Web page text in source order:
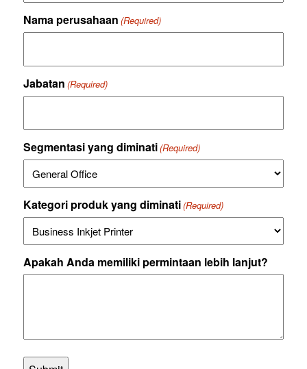
dan
ditunjukan
sebagaimana
menanggapi
pertanyaan
Anda,
tujuan
lain
sebagaimana
dimaksud
dalam
Kebijakan
Data
Pribadi
kami,
Epson
mengumpulkan,
menggunakan,
setiap
pribadi
Nama perusahaan (Required)
Jabatan (Required)
Segmentasi yang diminati(Required)
Kategori produk yang diminati(Required)
Apakah Anda memiliki permintaan lebih lanjut?